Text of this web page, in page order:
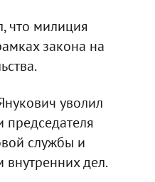
что милиция
закона на
уволил
председателя
службы и
внутренних дел.